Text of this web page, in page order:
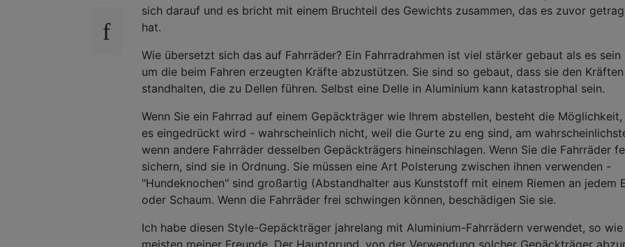
sich darauf und es bricht mit einem Bruchteil des Gewichts zusammen, das es zuvor
hat.
Wie übersetzt sich das auf Fahrräder? Ein Fahrradrahmen ist viel stärker gebaut als es sein
um die beim Fahren erzeugten Kräfte abzustützen. Sie sind so gebaut, dass sie den Kräften
standhalten, die zu Dellen führen. Selbst eine Delle in Aluminium kann katastrophal sein.
Wenn Sie ein Fahrrad auf einem Gepäckträger wie Ihrem abstellen, besteht die Möglichkeit,
es eingedrückt wird - wahrscheinlich nicht, weil die Gurte zu eng sind, am
wenn andere Fahrräder desselben Gepäckträgers hineinschlagen. Wenn Sie die Fahrräder
sichern, sind sie in Ordnung. Sie müssen eine Art Polsterung zwischen ihnen verwenden -
"Hundeknochen" sind großartig (Abstandhalter aus Kunststoff mit einem Riemen an jedem
oder Schaum. Wenn die Fahrräder frei schwingen können, beschädigen Sie sie.
Ich habe diesen Style-Gepäckträger jahrelang mit Aluminium-Fahrrädern verwendet, so
meisten meiner Freunde. Der Hauptgrund, von der Verwendung solcher Gepäckträger